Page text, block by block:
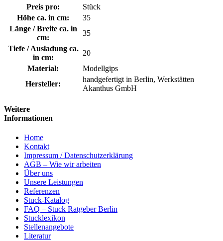
Preis pro:
Stück
Höhe ca. in cm:
35
Länge / Breite ca. in
cm:
35
Tiefe / Ausladung ca.
in cm:
20
Material:
Modellgips
Hersteller:
handgefertigt in Berlin, Werkstätten
Akanthus GmbH
Weitere
Informationen
Home
Kontakt
Impressum / Datenschutzerklärung
AGB – Wie wir arbeiten
Über uns
Unsere Leistungen
Referenzen
Stuck-Katalog
FAQ – Stuck Ratgeber Berlin
Stucklexikon
Stellenangebote
Literatur